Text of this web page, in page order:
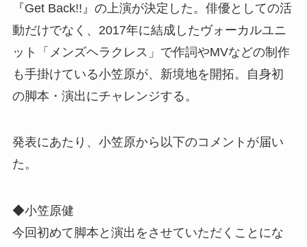
『Get Back!!』の上演が決定した。俳優としての活
動だけでなく、2017年に結成したヴォーカルユニ
ット「メンズヘラクレス」で作詞やMVなどの制作
も手掛けている小笠原が、新境地を開拓。自身初
の脚本・演出にチャレンジする。
発表にあたり、小笠原から以下のコメントが届い
た。
◆小笠原健
今回初めて脚本と演出をさせていただくことにな